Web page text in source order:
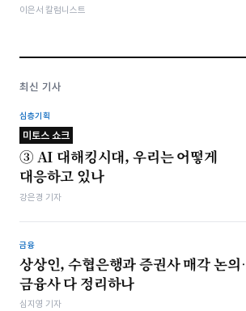
이은서 칼럼니스트
최신 기사
심층기획
미토스 쇼크
③ AI 대해킹시대, 우리는 어떻게
대응하고 있나
강은경 기자
금융
상상인, 수협은행과 증권사 매각 논
금융사 다 정리하나
심지영 기자